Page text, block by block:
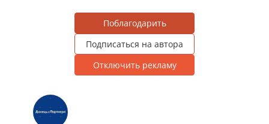
Поблагодарить
Подписаться на автора
Отключить рекламу